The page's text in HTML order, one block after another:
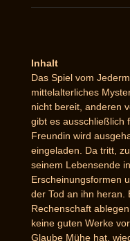
Inhalt
Das Spiel vom
mittelalterliches
nicht bereit, anderen
gibt es ausschließlich
Freundin wird
eingeladen. Da tritt,
seinem Lebensende
Erscheinungsformen
der Tod an ihn heran.
Rechenschaft
keine guten Werke
Glaube Mühe hat,